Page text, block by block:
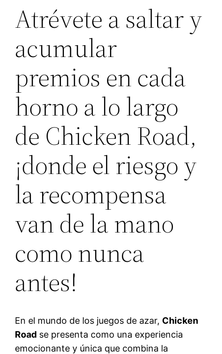
Atrévete a saltar y
acumular
premios en cada
horno a lo largo
de Chicken Road,
¡donde el riesgo y
la recompensa
van de la mano
como nunca
antes!
En el mundo de los juegos de azar, Chicken
Road se presenta como una experiencia
emocionante y única que combina la